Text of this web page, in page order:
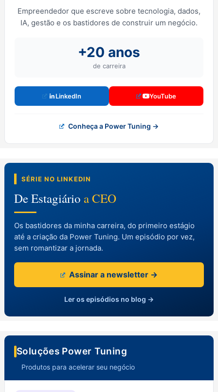
Empreendedor que escreve sobre tecnologia, dados,
IA, gestão e os bastidores de construir um negócio.
+20 anos
de carreira
LinkedIn YouTube
Conheça a Power Tuning →
SÉRIE NO LINKEDIN
De Estagiário a CEO
Os bastidores da minha carreira, do primeiro estágio
até a criação da Power Tuning. Um episódio por vez,
sem romantizar a jornada.
Assinar a newsletter →
Ler os episódios no blog →
Soluções Power Tuning
Produtos para acelerar seu negócio